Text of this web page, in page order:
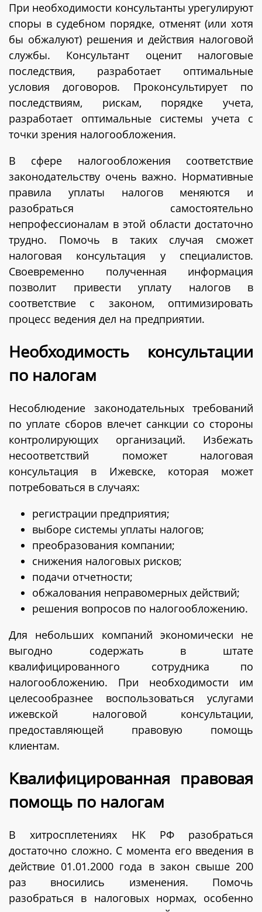
При необходимости консультанты урегулируют
споры в судебном порядке, отменят (или хотя
бы обжалуют) решения и действия налоговой
службы. Консультант оценит налоговые
последствия, разработает оптимальные
условия договоров. Проконсультирует по
последствиям, рискам, порядке учета,
разработает оптимальные системы учета с
точки зрения налогообложения.
В сфере налогообложения соответствие
законодательству очень важно. Нормативные
правила уплаты налогов меняются и
разобраться самостоятельно
непрофессионалам в этой области достаточно
трудно. Помочь в таких случая сможет
налоговая консультация у специалистов.
Своевременно полученная информация
позволит привести уплату налогов в
соответствие с законом, оптимизировать
процесс ведения дел на предприятии.
Необходимость консультации
по налогам
Несоблюдение законодательных требований
по уплате сборов влечет санкции со стороны
контролирующих организаций. Избежать
несоответствий поможет налоговая
консультация в Ижевске, которая может
потребоваться в случаях:
регистрации предприятия;
выборе системы уплаты налогов;
преобразования компании;
снижения налоговых рисков;
подачи отчетности;
обжалования неправомерных действий;
решения вопросов по налогообложению.
Для небольших компаний экономически не
выгодно содержать в штате
квалифицированного сотрудника по
налогообложению. При необходимости им
целесообразнее воспользоваться услугами
ижевской налоговой консультации,
предоставляющей правовую помощь
клиентам.
Квалифицированная правовая
помощь по налогам
В хитросплетениях НК РФ разобраться
достаточно сложно. С момента его введения в
действие 01.01.2000 года в закон свыше 200
раз вносились изменения. Помочь
разобраться в налоговых нормах, особенно